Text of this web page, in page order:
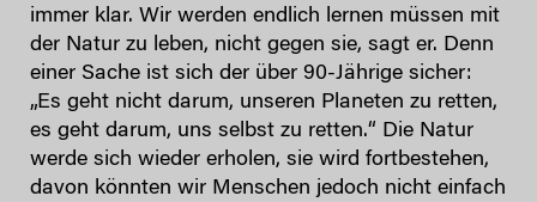
immer klar. Wir werden endlich lernen müssen mit
der Natur zu leben, nicht gegen sie, sagt er. Denn
einer Sache ist sich der über 90-Jährige sicher:
„Es geht nicht darum, unseren Planeten zu retten,
es geht darum, uns selbst zu retten.“ Die Natur
werde sich wieder erholen, sie wird fortbestehen,
davon könnten wir Menschen jedoch nicht einfach